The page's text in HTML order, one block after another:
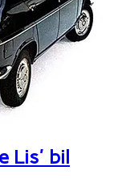
Lis' bil